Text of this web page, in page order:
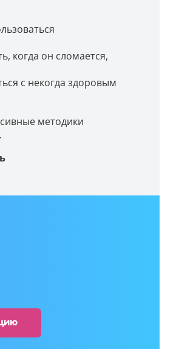
когда он сломается,
с некогда здоровым
методики